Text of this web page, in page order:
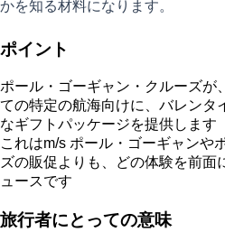
かを知る材料になります。
ポイント
ポール・ゴーギャン・クルーズが
ての特定の航海向けに、バレンタ
なギフトパッケージを提供します
これはm/s ポール・ゴーギャンや
ズの販促よりも、どの体験を前面
ュースです
旅行者にとっての意味